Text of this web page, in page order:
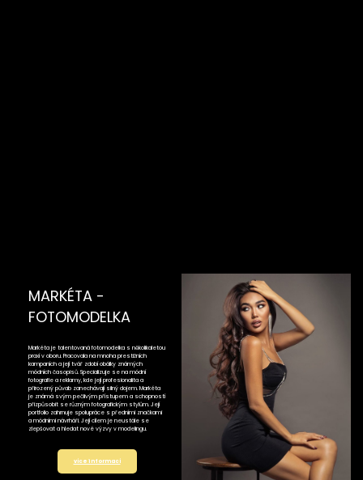
MARKÉTA -
FOTOMODELKA
Markéta je talentovaná fotomodelka s několikaletou
praxí v oboru. Pracovala na mnoha prestižních
kampaních a její tvář zdobí obálky známých
módních časopisů. Specializuje se na módní
fotografie a reklamy, kde její profesionalita a
přirozený půvab zanechávají silný dojem. Markéta
je známá svým pečlivým přístupem a schopností
přizpůsobit se různým fotografickým stylům. Její
portfolio zahrnuje spolupráce s předními značkami
a módními návrháři. Její cílem je neustále se
zlepšovat a hledat nové výzvy v modelingu.
více informací